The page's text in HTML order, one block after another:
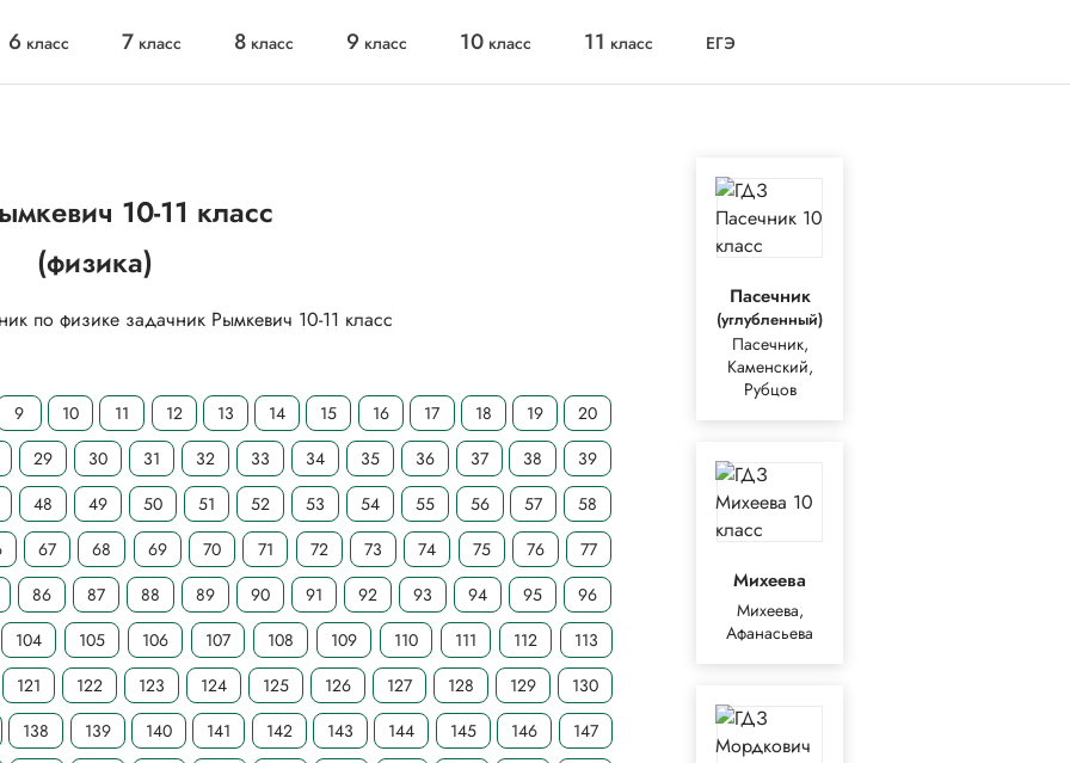
6 класс 7 класс 8 класс 9 класс 10 класс 11 класс ЕГЭ
10-11 класс
(физика)
9 10 11 12 13 14 15 16 17 18 19
20
29
30 31 32 33 34 35 36 37 38
39
48
49 50 51 52 53 54 55 56 57
58
67 68 69 70 71 72 73 74 75 76
77
86
87 88 89 90 91 92 93 94 95
96
104
105 106 107 108 109 110 111 112
113
121
122 123 124 125 126 127 128 129
130
138
139 140 141 142 143 144 145 146
147
Пасечник
(углубленный)
Пасечник,
Каменский,
Рубцов
Михеева
Михеева,
Афанасьева